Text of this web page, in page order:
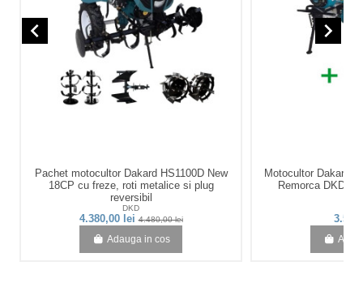
Pachet motocultor Dakard HS1100D New
18CP cu freze, roti metalice si plug
reversibil
DKD
4.380,00 lei4.480,00 lei
Adauga in cos
Motocultor Dakard
Remorca DKD
navigate_before navigate_next